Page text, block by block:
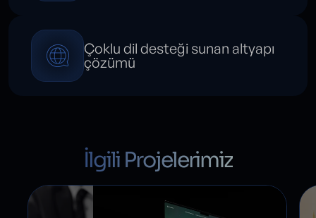
Çoklu dil desteği sunan altyapı
çözümü
İlgili Projelerimiz